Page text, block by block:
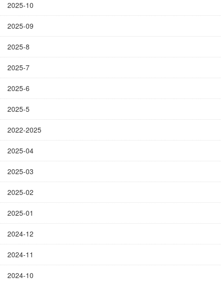
2025-10
2025-09
2025-8
2025-7
2025-6
2025-5
2022-2025
2025-04
2025-03
2025-02
2025-01
2024-12
2024-11
2024-10